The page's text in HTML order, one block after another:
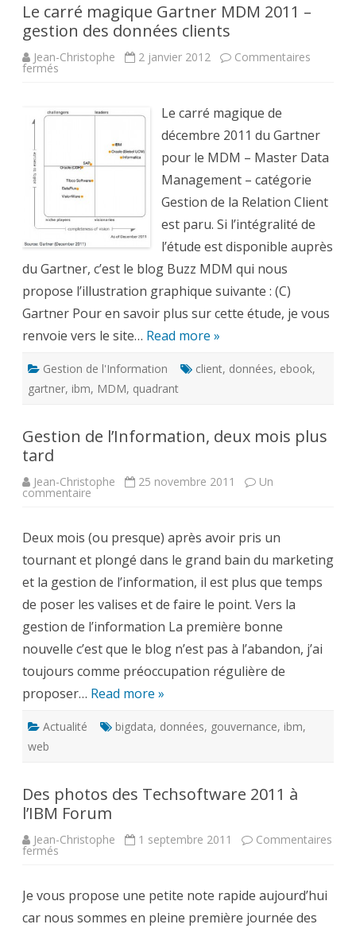
Le carré magique Gartner MDM 2011 –
gestion des données clients
Jean-Christophe 2 janvier 2012 Commentaires
fermés
Gartner
des
données
clients
Le carré magique de
décembre 2011 du Gartner
pour le MDM – Master Data
Management – catégorie
Gestion de la Relation Client
est paru. Si l’intégralité de
l’étude est disponible auprès
du Gartner, c’est le blog Buzz MDM qui nous
propose l’illustration graphique suivante : (C)
Gartner Pour en savoir plus sur cette étude, je vous
renvoie vers le site… Read more »
Gestion de l'Information client, données, ebook,
gartner, ibm, MDM, quadrant
Gestion de l’Information, deux mois plus
tard
Jean-Christophe 25 novembre 2011 Un
commentaire sur
deux
mois
plus
tard
Deux mois (ou presque) après avoir pris un
tournant et plongé dans le grand bain du marketing
et la gestion de l’information, il est plus que temps
de poser les valises et de faire le point. Vers la
gestion de l’information La première bonne
nouvelle c’est que le blog n’est pas à l’abandon, j’ai
toujours comme préoccupation régulière de
proposer… Read more »
Actualité bigdata, données, gouvernance, ibm,
web
Des photos des Techsoftware 2011 à
l’IBM Forum
Jean-Christophe 1 septembre 2011 Commentaires
fermés
Techsoftware
2011
à
l’IBM
Je vous propose une petite note rapide aujourd’hui
car nous sommes en pleine première journée des